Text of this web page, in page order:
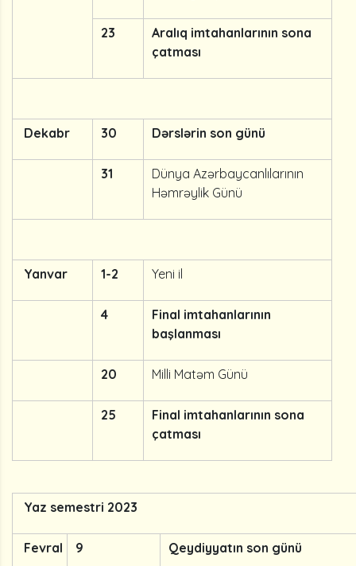
23
Aralıq imtahanlarının sona
çatması
Dekabr 30 Dərslərin son günü
31
Dünya Azərbaycanlılarının
Həmrəylik Günü
Yanvar 1-2 Yeni il
4
Final imtahanlarının
başlanması
20 Milli Matəm Günü
25
Final imtahanlarının sona
çatması
Yaz semestri 2023
Fevral 9 Qeydiyyatın son günü